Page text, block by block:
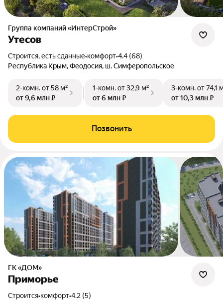
Группа компаний «ИнтерСтрой»
Утесов
Строится, есть сданные•комфорт•4.4 (68)
Республика Крым, Феодосия, ш. Симферопольское
2-комн.от 58 м²
от 9,6 млн ₽
1-комн.от 32,9 м²
от 6 млн ₽
3-комн.от 74,1
от 10,3 млн ₽
Позвонить
ГК «ДОМ»
Приморье
Строится•комфорт•4.2 (5)